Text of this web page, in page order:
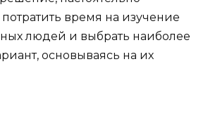
время на изучение
людей и выбрать наиболее
основываясь на их